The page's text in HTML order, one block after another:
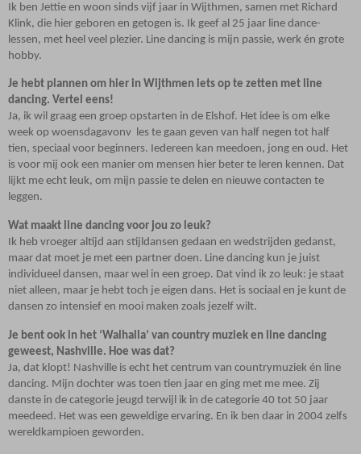
Ik ben Jettie en woon sinds vijf jaar in Wijthmen, samen met Richard
Klink, die hier geboren en getogen is. Ik geef al 25 jaar line dance-
lessen, met heel veel plezier. Line dancing is mijn passie, werk én grote
hobby.
Je hebt plannen om hier in Wijthmen iets op te zetten met line
dancing. Vertel eens!
Ja, ik wil graag een groep opstarten in de Elshof. Het idee is om elke
week op woensdagavonv les te gaan geven van half negen tot half
tien, speciaal voor beginners. Iedereen kan meedoen, jong en oud. Het
is voor mij ook een manier om mensen hier beter te leren kennen. Dat
lijkt me echt leuk, om mijn passie te delen en nieuwe contacten te
leggen.
Wat maakt line dancing voor jou zo leuk?
Ik heb vroeger altijd aan stijldansen gedaan en wedstrijden gedanst,
maar dat moet je met een partner doen. Line dancing kun je juist
individueel dansen, maar wel in een groep. Dat vind ik zo leuk: je staat
niet alleen, maar je hebt toch je eigen dans. Het is sociaal en je kunt de
dansen zo intensief en mooi maken zoals jezelf wilt.
Je bent ook in het ‘Walhalla’ van country muziek en line dancing
geweest, Nashville. Hoe was dat?
Ja, dat klopt! Nashville is echt het centrum van countrymuziek én line
dancing. Mijn dochter was toen tien jaar en ging met me mee. Zij
danste in de categorie jeugd terwijl ik in de categorie 40 tot 50 jaar
meedeed. Het was een geweldige ervaring. En ik ben daar in 2004 zelfs
wereldkampioen geworden.